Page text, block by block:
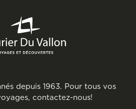
depuis 1963. Pour tous vos
contactez-nous!